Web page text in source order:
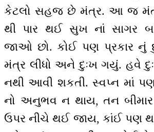
કેટલો સહજ છે મંત્ર. આ જ મંત્ર
થી પાર થઈ સુખ નાં સાગર
જાઓ છો. કોઈ પણ પ્રકાર નું
મંત્ર લીધો અને દુઃખ ગયું. હવે
નથી આવી શકતી. સ્વપ્ન માં
નો અનુભવ ન થાય, તન
ઉપર નીચે થઈ જાય, કાંઈ પણ